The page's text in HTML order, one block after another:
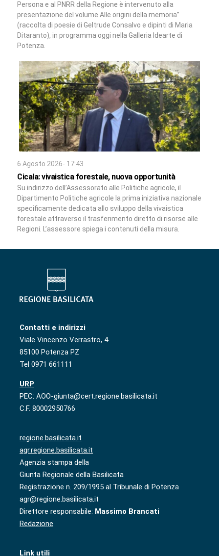
Persona e al PNRR della Regione è intervenuto alla
presentazione del volume Alle origini della memoria”
(raccolta di poesie di Geltrude Consalvo e dipinti di Maria
Ditaranto), in programma oggi nella Galleria Idearte di
Potenza.
6 Agosto 2026- 17:43
Cicala: vivaistica forestale, nuova opportunità
Su indirizzo dell’Assessorato alle Politiche agricole, il
Dipartimento Politiche agricole la prima iniziativa nazionale
specificamente dedicata allo sviluppo della vivaistica
forestale attraverso il trasferimento diretto di risorse alle
Regioni. L’assessore spiega i contenuti della misura.
Contatti e indirizzi
Viale Vincenzo Verrastro, 4
85100 Potenza PZ
Tel 0971 661111
URP
PEC: AOO-giunta@cert.regione.basilicata.it
C.F. 80002950766
regione.basilicata.it
agr.regione.basilicata.it
Agenzia stampa della
Giunta Regionale della Basilicata
Registrazione n. 209/1995 al Tribunale di Potenza
agr@regione.basilicata.it
Direttore responsabile: Massimo Brancati
Redazione
Link utili